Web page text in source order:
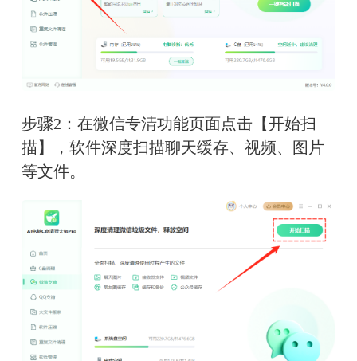
步骤2：在微信专清功能页面点击【开始扫
描】，软件深度扫描聊天缓存、视频、图片
等文件。